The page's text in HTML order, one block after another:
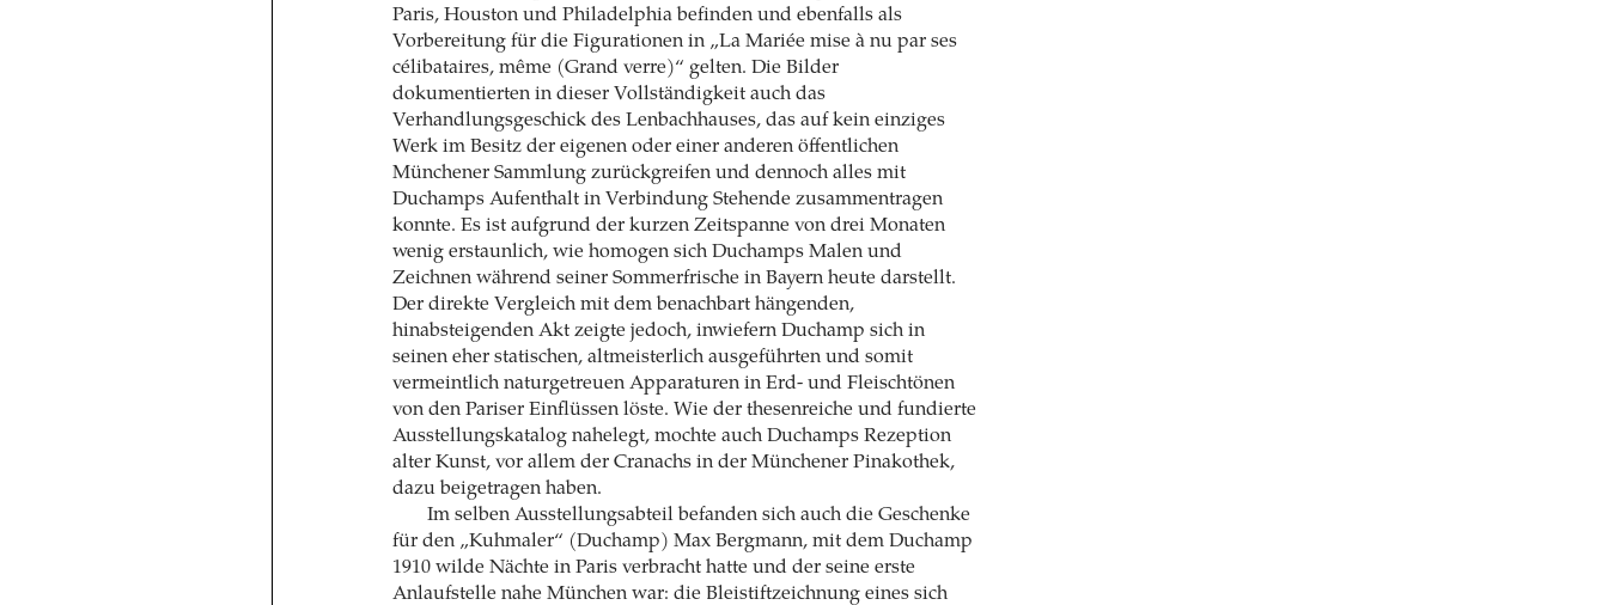
Paris, Houston und Philadelphia befinden und ebenfalls als
Vorbereitung für die Figurationen in „La Mariée mise à nu par ses
célibataires, même (Grand verre)“ gelten. Die Bilder
dokumentierten in dieser Vollständigkeit auch das
Verhandlungsgeschick des Lenbachhauses, das auf kein einziges
Werk im Besitz der eigenen oder einer anderen öffentlichen
Münchener Sammlung zurückgreifen und dennoch alles mit
Duchamps Aufenthalt in Verbindung Stehende zusammentragen
konnte. Es ist aufgrund der kurzen Zeitspanne von drei Monaten
wenig erstaunlich, wie homogen sich Duchamps Malen und
Zeichnen während seiner Sommerfrische in Bayern heute darstellt.
Der direkte Vergleich mit dem benachbart hängenden,
hinabsteigenden Akt zeigte jedoch, inwiefern Duchamp sich in
seinen eher statischen, altmeis­terlich ausgeführten und somit
vermeintlich naturgetreuen Apparaturen in Erd- und Fleischtönen
von den Pariser Einflüssen löste. Wie der thesenreiche und fundierte
Ausstellungskatalog nahelegt, mochte auch Duchamps Rezeption
alter Kunst, vor allem der Cranachs in der Münchener Pinakothek,
dazu beigetragen haben.
Im selben Ausstellungsabteil befanden sich auch die Geschenke
für den „Kuhmaler“ ­(Duchamp) Max Bergmann, mit dem Duchamp
1910 wilde Nächte in Paris verbracht hatte und der seine erste
Anlaufstelle nahe München war: die Bleistiftzeichnung eines sich